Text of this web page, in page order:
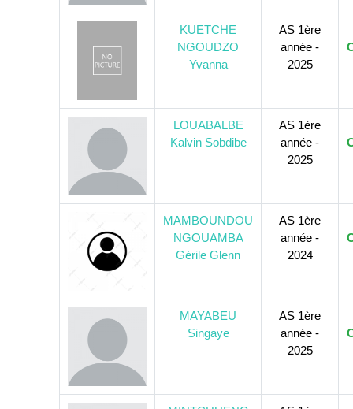
KUETCHE
NGOUDZO
Yvanna
AS 1ère
année -
2025
LOUABALBE
Kalvin Sobdibe
AS 1ère
année -
2025
MAMBOUNDOU
NGOUAMBA
Gérile Glenn
AS 1ère
année -
2024
MAYABEU
Singaye
AS 1ère
année -
2025